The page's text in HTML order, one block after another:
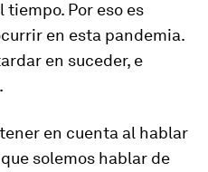
tiempo. Por eso es
en esta pandemia.
en suceder, e
en cuenta al hablar
solemos hablar de